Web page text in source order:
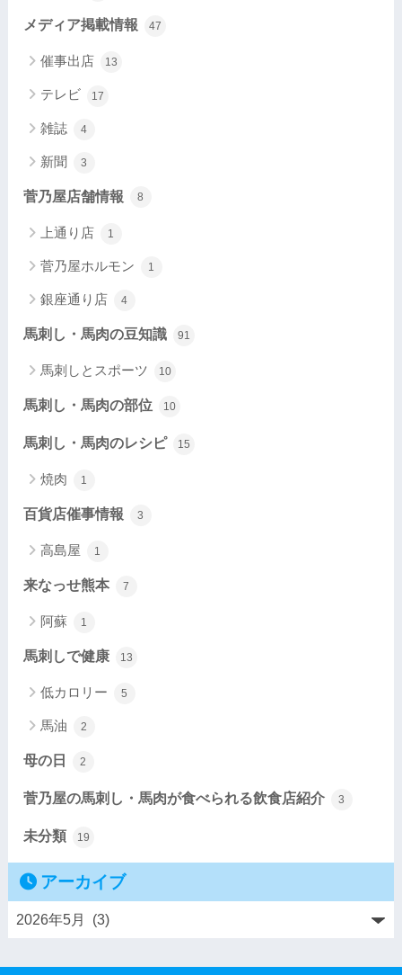
メディア掲載情報 47
催事出店 13
テレビ 17
雑誌 4
新聞 3
菅乃屋店舗情報 8
上通り店 1
菅乃屋ホルモン 1
銀座通り店 4
馬刺し・馬肉の豆知識 91
馬刺しとスポーツ 10
馬刺し・馬肉の部位 10
馬刺し・馬肉のレシピ 15
焼肉 1
百貨店催事情報 3
高島屋 1
来なっせ熊本 7
阿蘇 1
馬刺しで健康 13
低カロリー 5
馬油 2
母の日 2
菅乃屋の馬刺し・馬肉が食べられる飲食店紹介 3
未分類 19
アーカイブ